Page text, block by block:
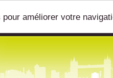
améliorer votre